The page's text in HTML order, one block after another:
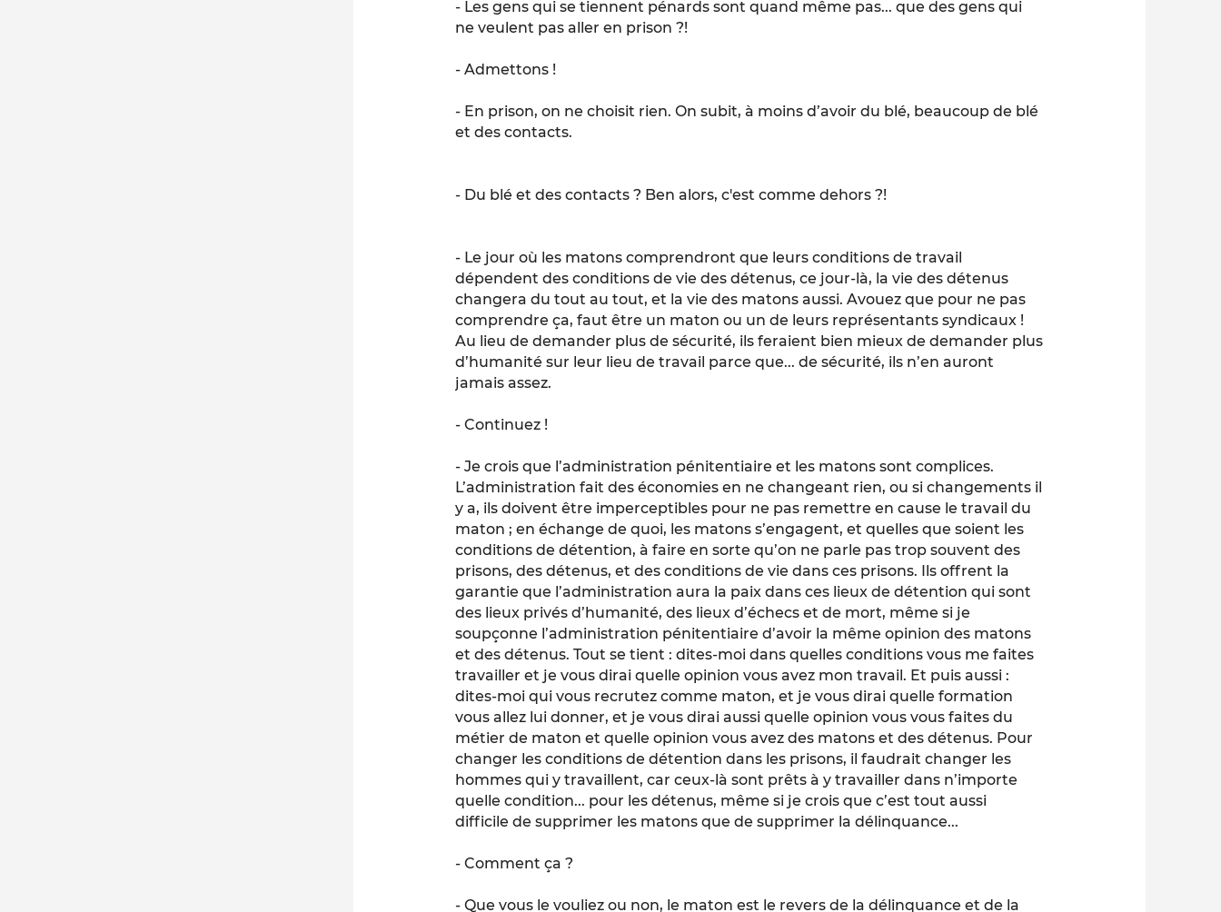
- Les gens qui se tiennent pénards sont quand même pas... que des gens qui
ne veulent pas aller en prison ?!
- Admettons !
- En prison, on ne choisit rien. On subit, à moins d’avoir du blé, beaucoup de blé
et des contacts.
- Du blé et des contacts ? Ben alors, c'est comme dehors ?!
- Le jour où les matons comprendront que leurs conditions de travail
dépendent des conditions de vie des détenus, ce jour-là, la vie des détenus
changera du tout au tout, et la vie des matons aussi. Avouez que pour ne pas
comprendre ça, faut être un maton ou un de leurs représentants syndicaux !
Au lieu de demander plus de sécurité, ils feraient bien mieux de demander plus
d’humanité sur leur lieu de travail parce que... de sécurité, ils n’en auront
jamais assez.
- Continuez !
- Je crois que l’administration pénitentiaire et les matons sont complices.
L’administration fait des économies en ne changeant rien, ou si changements il
y a, ils doivent être imperceptibles pour ne pas remettre en cause le travail du
maton ; en échange de quoi, les matons s’engagent, et quelles que soient les
conditions de détention, à faire en sorte qu’on ne parle pas trop souvent des
prisons, des détenus, et des conditions de vie dans ces prisons. Ils offrent la
garantie que l’administration aura la paix dans ces lieux de détention qui sont
des lieux privés d’humanité, des lieux d’échecs et de mort, même si je
soupçonne l’administration pénitentiaire d’avoir la même opinion des matons
et des détenus. Tout se tient : dites-moi dans quelles conditions vous me faites
travailler et je vous dirai quelle opinion vous avez mon travail. Et puis aussi :
dites-moi qui vous recrutez comme maton, et je vous dirai quelle formation
vous allez lui donner, et je vous dirai aussi quelle opinion vous vous faites du
métier de maton et quelle opinion vous avez des matons et des détenus. Pour
changer les conditions de détention dans les prisons, il faudrait changer les
hommes qui y travaillent, car ceux-là sont prêts à y travailler dans n’importe
quelle condition... pour les détenus, même si je crois que c’est tout aussi
difficile de supprimer les matons que de supprimer la délinquance...
- Comment ça ?
- Que vous le vouliez ou non, le maton est le revers de la délinquance et de la